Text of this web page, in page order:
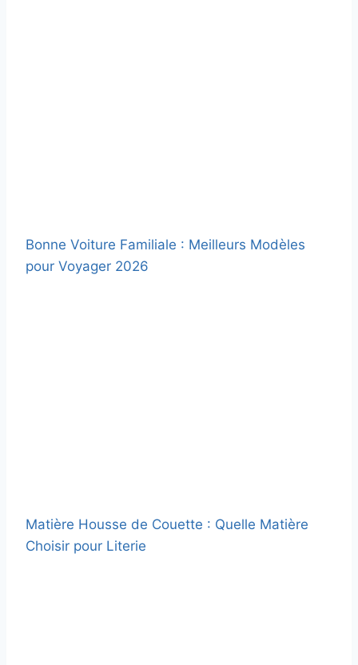
Bonne Voiture Familiale : Meilleurs Modèles
pour Voyager 2026
Matière Housse de Couette : Quelle Matière
Choisir pour Literie